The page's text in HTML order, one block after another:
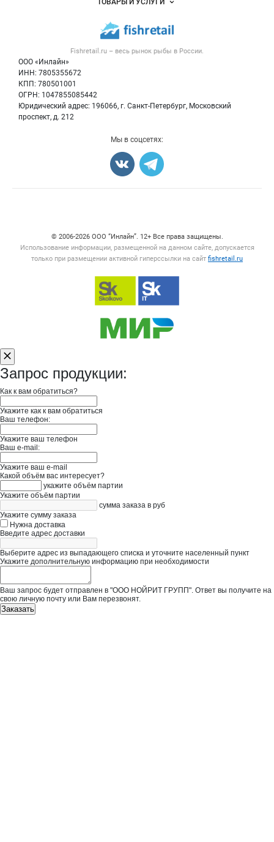
Fishretail.ru – весь рынок рыбы в России.
ООО «Инлайн»
ИНН: 7805355672
КПП: 780501001
ОГРН: 1047855085442
Юридический адрес: 196066, г. Санкт-Петербург, Московский
проспект, д. 212
Размещение рекламы
Публичная оферта
Контактная информация
Политика обработки персональных данных
Новости рынка
Блог
ТОВАРЫ И УСЛУГИ
Рыба
Икра
Мы в соцсетях:
© 2006‑2026 ООО “Инлайн”. 12+ Все права защищены.
Использование информации, размещенной на данном сайте, допускается
только при размещении активной гиперссылки на сайт fishretail.ru
Запрос продукции:
Как к вам обратиться?
Укажите как к вам обратиться
Ваш телефон:
Укажите ваш телефон
Ваш e-mail:
Укажите ваш e-mail
Какой объём вас интересует?
укажите объём партии
Укажите объём партии
сумма заказа в руб
Укажите сумму заказа
Нужна доставка
Введите адрес доставки
Выберите адрес из выпадающего списка и уточните населенный пункт
Укажите дополнительную информацию при необходимости
Ваш запрос будет отправлен в "ООО НОЙРИТ ГРУПП". Ответ вы получите на
свою личную почту или Вам перезвонят.
Заказать